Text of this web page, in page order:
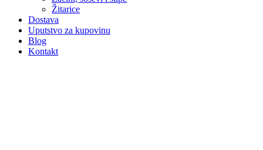
Žitarice
Dostava
Uputstvo za kupovinu
Blog
Kontakt